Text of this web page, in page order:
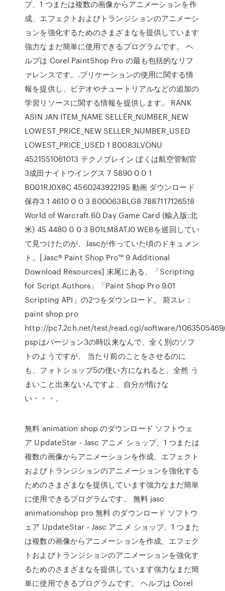
プ、1 つまたは複数の画像からアニメーションを作
成、エフェクトおよびトランジションのアニメーシ
ョンを強化するためのさまざまなを提供しています
強力なまだ簡単に使用できるプログラムです。 ヘ
ルプは Corel PaintShop Pro の最も包括的なリフ
ァレンスです。.プリケーションの使用に関する情
報を提供し、ビデオやチュートリアルなどの追加の
学習リソースに関する情報を提供します。 RANK
ASIN JAN ITEM_NAME SELLER_NUMBER_NEW
LOWEST_PRICE_NEW SELLER_NUMBER_USED
LOWEST_PRICE_USED 1 B0083LVONU
4521551061013 テクノブレイン ぼくは航空管制官
3成田ナイトウイングス 7 5890 0 0 1
B001RJ0X8C 4560243922195 動画 ダウンロード
保存3 1 4610 0 0 3 B00063BLG8 7887117126518
World of Warcraft 60 Day Game Card (輸入版:北
米) 45 4480 0 0 3 B01LM8ATJ0 WEBを巡回してい
て見つけたのが、Jascが作っていた頃のドキュメン
ト。[Jasc® Paint Shop Pro™ 9 Additional
Download Resources] 末尾にある、「Scripting
for Script Authors」「Paint Shop Pro 9.01
Scripting API」の2つをダウンロード。 前スレ：
paint shop pro
http://pc7.2ch.net/test/read.cgi/software/
pspはバージョン3の時以来なんで、全く別のソフ
トのようですが、 当たり前のことをさせるのに
も、フォトショップ5の使い方になれると、全然 う
まいこと出来ないんですよ、自分が情けな
い・・・。
無料 animation shop のダウンロード ソフトウェ
ア UpdateStar - Jasc アニメ ショップ、1 つまたは
複数の画像からアニメーションを作成、エフェクト
およびトランジションのアニメーションを強化する
ためのさまざまなを提供しています強力なまだ簡単
に使用できるプログラムです。 無料 jasc
animationshop pro 無料 のダウンロード ソフトウ
ェア UpdateStar - Jasc アニメ ショップ、1 つまた
は複数の画像からアニメーションを作成、エフェク
トおよびトランジションのアニメーションを強化す
るためのさまざまなを提供しています強力なまだ簡
単に使用できるプログラムです。 ヘルプは Corel